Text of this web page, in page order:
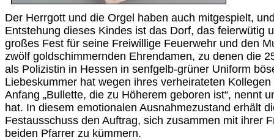
Der Herrgott und die Orgel haben auch mitgespielt,
Entstehung dieses Kindes ist das Dorf, das feierwütig
großes Fest für seine Freiwillige Feuerwehr und den
zwölf goldschimmernden Ehrendamen, zu denen die
als Polizistin in Hessen in senfgelb-grüner Uniform
Liebeskummer hat wegen ihres verheirateten
Anfang „Bullette, die zu Höherem geboren ist“, nennt
hat. In diesem emotionalen Ausnahmezustand erhält
Festausschuss den Auftrag, sich zusammen mit ihrer
beiden Pfarrer zu kümmern.